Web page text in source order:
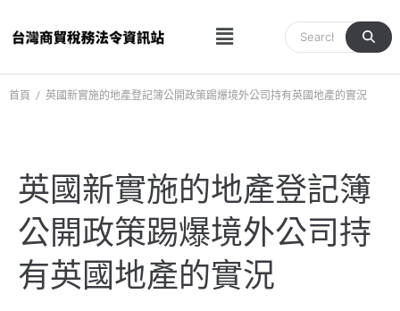
內
Menu
首頁 / 英國新實施的地產登記簿公開政策踢爆境外公司持有英國地產的實況
英國新實施的地產登記簿
公開政策踢爆境外公司持
有英國地產的實況